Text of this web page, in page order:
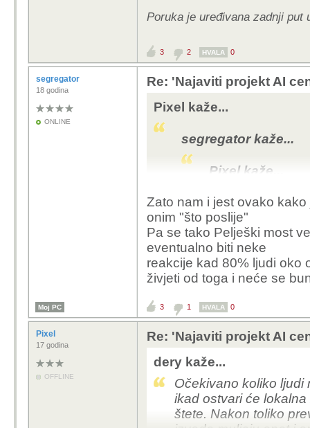
Da
nego
imas
Ali
je
sam
Po njima
nekoliko
1. "ogromno
Poruka je uređivana zadnji put
3 2 HVALA 0
segregator
18 godina
ONLINE
Re: 'Najaviti projekt AI
Pixel kaže...
segregator kaže...
Pixel kaže...
segregator
Pixel
Zato nam i jest ovako
onim "što poslije"
Pa se tako Pelješki most
eventualno biti neke
reakcije kad 80% ljudi oko
živjeti od toga i neće se
Moj PC 3 1 HVALA 0
Pixel
17 godina
OFFLINE
Re: 'Najaviti projekt AI
dery kaže...
Očekivano koliko ljudi
ikad ostvari će
štete. Nakon toliko